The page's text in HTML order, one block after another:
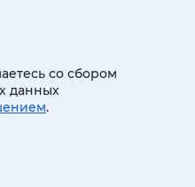
со сбором
данных
.